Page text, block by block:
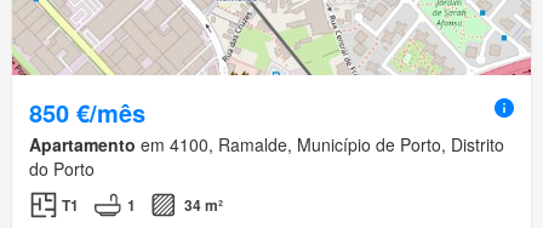
850 €/mês
Apartamento em 4100, Ramalde, Município de Porto, Distrito
do Porto
T1 1 34 m²